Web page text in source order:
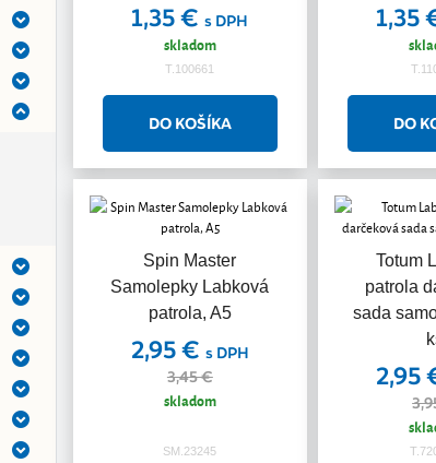
1,35 €s DPH
skladom
T.100661
1,35
Spin Master
Samolepky Labková
patrola, A5
2,95 € s DPH
3,45 €
skladom
SM.23245
Totum
patrola
sada
2,95